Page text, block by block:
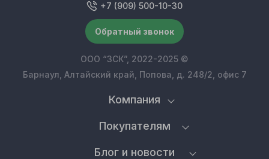
Компания
Покупателям
Блог и новости
+7 (909) 500-10-30
Обратный звонок
ООО “ЗСК”, 2022-2025 ©
Барнаул, Алтайский край, Попова, д. 248/2, офис 7